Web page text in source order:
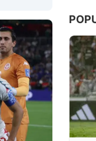
Copy Link